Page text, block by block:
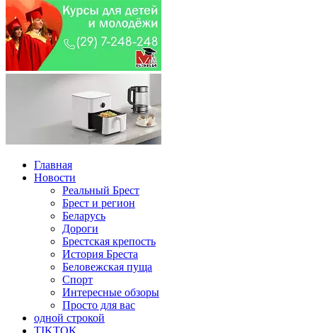
Главная
Новости
Реальный Брест
Брест и регион
Беларусь
Дороги
Брестская крепость
История Бреста
Беловежская пуща
Спорт
Интересные обзоры
Просто для вас
одной строкой
TIKTOK